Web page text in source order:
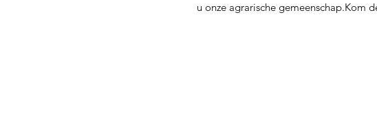
u onze agrarische gemeenschap.​Kom